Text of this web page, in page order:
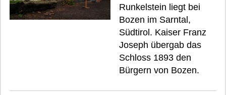
Runkelstein liegt bei
Bozen im Sarntal,
Südtirol. Kaiser Franz
Joseph übergab das
Schloss 1893 den
Bürgern von Bozen.